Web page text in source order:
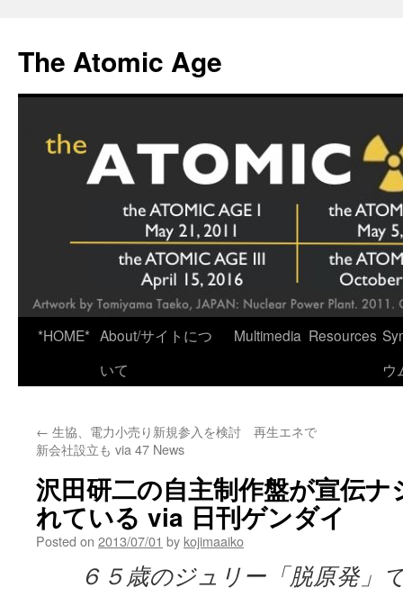
content
The Atomic Age
*HOME* About/サイトにつ
いて
Multimedia Resources
ウ
← 生協、電力小売り新規参入を検討 再生エネで
新会社設立も via 47 News
沢田研二の自主制作盤が宣伝
れている via 日刊ゲンダイ
Posted on 2013/07/01 by kojimaaiko
６５歳のジュリー「脱原発」